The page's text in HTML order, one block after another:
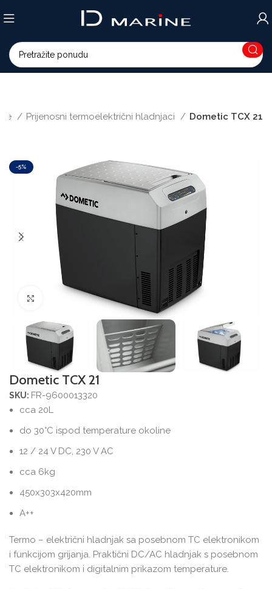
Prijenosni termoelektrični hladnjaci Dometic TCX 21
-5%
Povećajte sliku
Dometic TCX 21
SKU: FR-9600013320
cca 20L
do 30°C ispod temperature okoline
12 / 24 V DC, 230 V AC
cca 6kg
450x303x420mm
A++
Termo – električni hladnjak sa posebnom TC elektronikom
i funkcijom grijanja. Praktični DC/AC hladnjak s posebnom
TC elektronikom i digitalnim prikazom temperature.